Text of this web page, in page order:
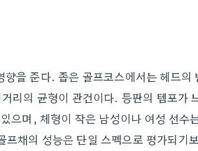
을 준다. 좁은 골프코스에서는 헤드의
리의 균형이 관건이다. 등판의 템포가
으며, 체형이 작은 남성이나 여성 선수
채의 성능은 단일 스펙으로 평가되기